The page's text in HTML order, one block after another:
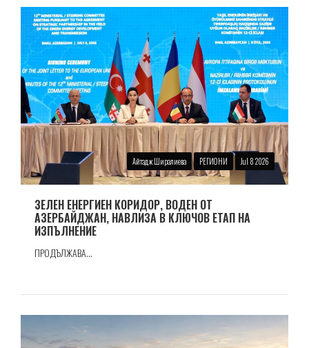
Айтадж Ширалиева РЕГИОНИ Jul 8 2026
ЗЕЛЕН ЕНЕРГИЕН КОРИДОР, ВОДЕН ОТ
АЗЕРБАЙДЖАН, НАВЛИЗА В КЛЮЧОВ ЕТАП НА
ИЗПЪЛНЕНИЕ
ПРОДЪЛЖАВА...